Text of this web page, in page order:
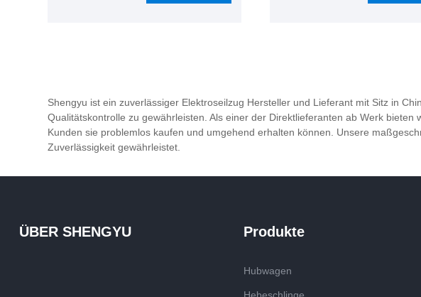
Logistik und andere
Shengyu ist ein zuverlässiger Elektroseilzug Hersteller und Lieferant mit Sitz in
Qualitätskontrolle zu gewährleisten. Als einer der Direktlieferanten ab Werk
Kunden sie problemlos kaufen und umgehend erhalten können. Unsere
Zuverlässigkeit gewährleistet.
ÜBER SHENGYU Produkte
Hubwagen
Hebeschlinge